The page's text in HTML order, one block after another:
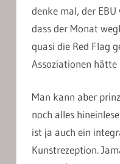
denke mal, der
dass der Monat
quasi die Red Flag
Assoziationen hätte
Man kann aber
noch alles
ist ja auch ein
Kunstrezeption.